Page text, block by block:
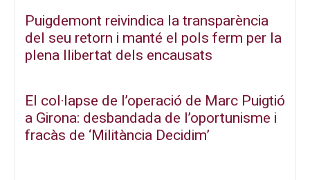
Puigdemont reivindica la transparència
del seu retorn i manté el pols ferm per la
plena llibertat dels encausats
El col·lapse de l’operació de Marc Puigtió
a Girona: desbandada de l’oportunisme i
fracàs de ‘Militància Decidim’